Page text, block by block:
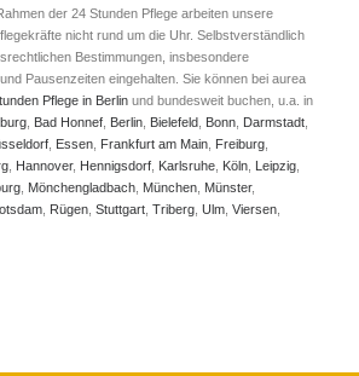
der 24 Stunden Pflege arbeiten unsere
nicht rund um die Uhr. Selbstverständlich
Bestimmungen, insbesondere
Pausenzeiten eingehalten. Sie können bei aurea
Pflege in Berlin und bundesweit buchen, u.a. in
Bad Honnef Berlin Bielefeld Bonn Darmstadt
Essen Frankfurt am Main Freiburg
Hannover, Hennigsdorf Karlsruhe Köln Leipzig
Mönchengladbach München Münster,
Rügen Stuttgart Triberg Ulm Viersen